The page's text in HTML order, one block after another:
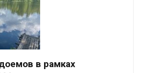
в рамках